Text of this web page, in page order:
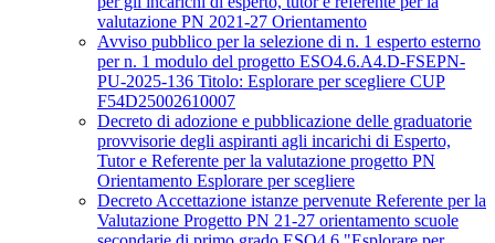
valutazione PN 2021-27 Orientamento
Avviso pubblico per la selezione di n. 1 esperto esterno
per n. 1 modulo del progetto ESO4.6.A4.D-FSEPN-
PU-2025-136 Titolo: Esplorare per scegliere CUP
F54D25002610007
Decreto di adozione e pubblicazione delle graduatorie
provvisorie degli aspiranti agli incarichi di Esperto,
Tutor e Referente per la valutazione progetto PN
Orientamento Esplorare per scegliere
Decreto Accettazione istanze pervenute Referente per la
Valutazione Progetto PN 21-27 orientamento scuole